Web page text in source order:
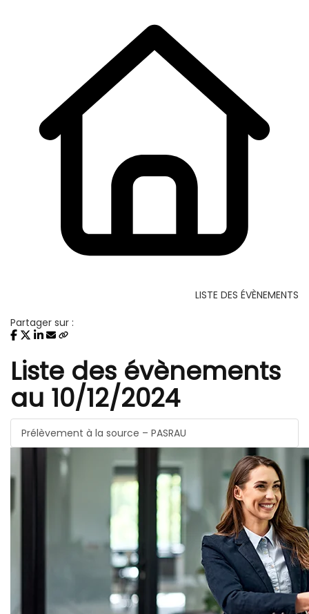
LISTE DES ÉVÈNEMENTS
Partager sur :
Liste des évènements
au 10/12/2024
Prélèvement à la source – PASRAU